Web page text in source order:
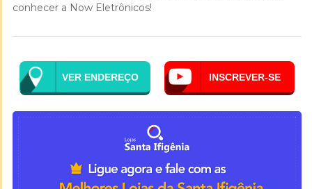
conhecer a Now Eletrônicos!
VER ENDEREÇO INSCREVER-SE